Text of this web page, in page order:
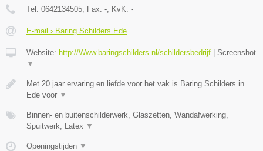
Tel: 0642134505 , Fax: - , KvK: -
E-mail › Baring Schilders Ede
Website: http://Www.baringschilders.nl/schildersbedrijf
Screenshot
▼
Met 20 jaar ervaring en liefde voor het vak is Baring Schilders in
Ede voor ▼
Binnen- en buitenschilderwerk, Glaszetten, Wandafwerking,
Spuitwerk, Latex ▼
Openingstijden ▼